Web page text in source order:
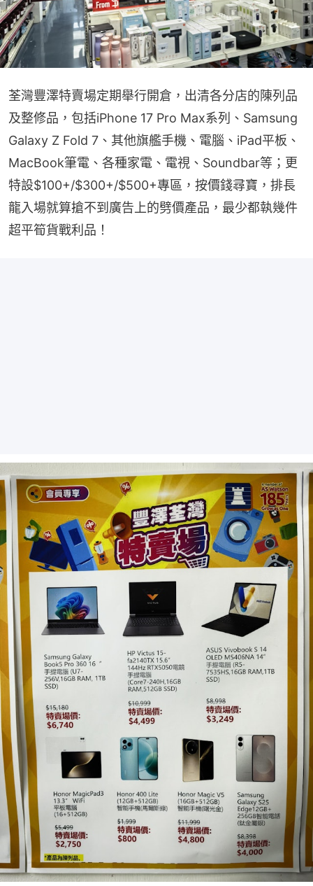
荃灣豐澤特賣場定期舉行開倉，出清各分店的陳列品
及整修品，包括iPhone 17 Pro Max系列、Samsung
Galaxy Z Fold 7、其他旗艦手機、電腦、iPad平板、
MacBook筆電、各種家電、電視、Soundbar等；更
特設$100+/$300+/$500+專區，按價錢尋寶，排長
龍入場就算搶不到廣告上的劈價產品，最少都執幾件
超平筍貨戰利品！